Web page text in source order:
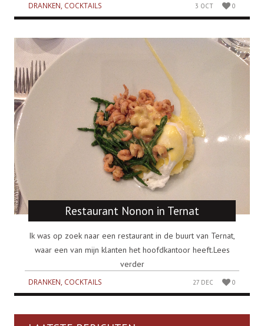
DRANKEN, COCKTAILS 3 OCT 0
Restaurant Nonon in Ternat
Ik was op zoek naar een restaurant in de buurt van Ternat,
waar een van mijn klanten het hoofdkantoor heeft.Lees
verder
DRANKEN, COCKTAILS 27 DEC 0